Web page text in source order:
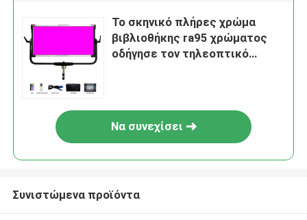
Το σκηνικό πλήρες χρώμα
βιβλιοθήκης ra95 χρώματος
οδήγησε τον τηλεοπτικό
Να συνεχίσει
Συνιστώμενα προϊόντα